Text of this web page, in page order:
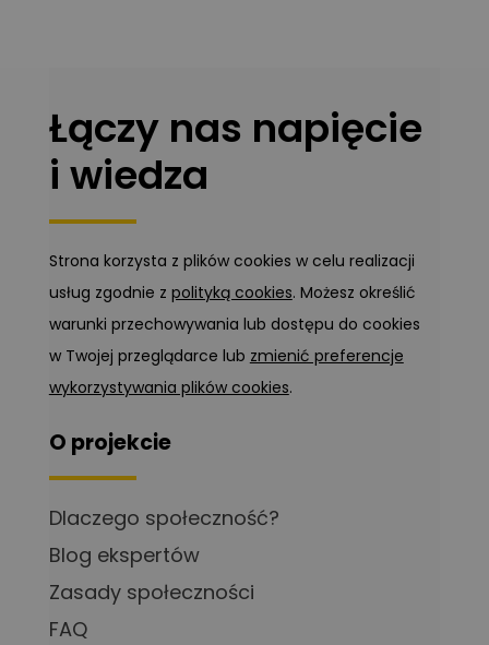
Łączy nas napięcie
i wiedza
Strona korzysta z plików cookies w celu realizacji
usług zgodnie z polityką cookies. Możesz określić
warunki przechowywania lub dostępu do cookies
w Twojej przeglądarce lub zmienić preferencje
wykorzystywania plików cookies.
O projekcie
Dlaczego społeczność?
Blog ekspertów
Zasady społeczności
FAQ